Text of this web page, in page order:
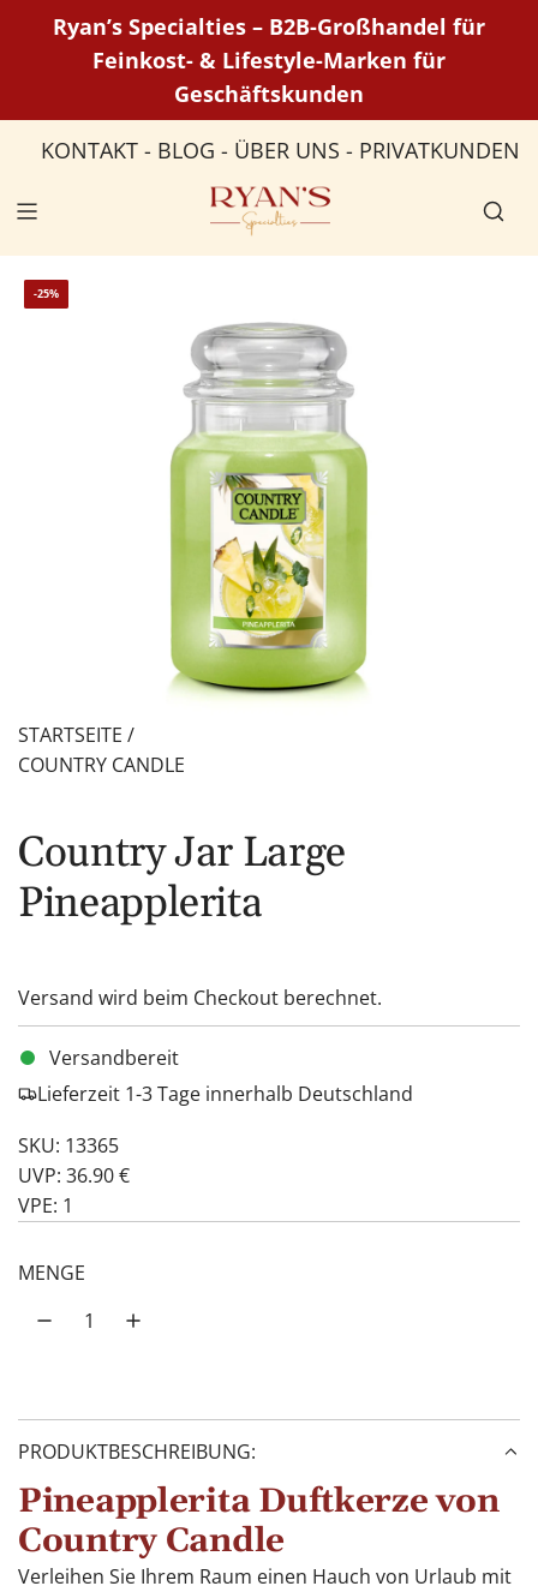
t
Ryan’s Specialties – B2B-Großhandel für
Feinkost- & Lifestyle-Marken für
Geschäftskunden
KONTAKT - BLOG - ÜBER UNS - PRIVATKUNDEN
-25%
STARTSEITE /
COUNTRY CANDLE
Country Jar Large
Pineapplerita
Versand wird beim Checkout berechnet.
Versandbereit
Lieferzeit 1-3 Tage innerhalb Deutschland
SKU: 13365
UVP: 36.90 €
VPE: 1
MENGE
PRODUKTBESCHREIBUNG:
Pineapplerita Duftkerze von
Country Candle
Verleihen Sie Ihrem Raum einen Hauch von Urlaub mit